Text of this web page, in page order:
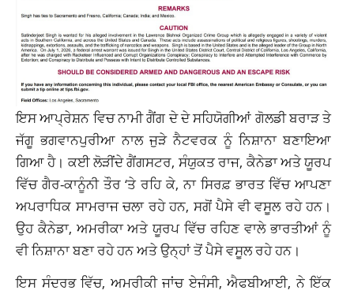
ਇਸ ਆਪ੍ਰੇਸ਼ਨ ਵਿਚ ਨਾਮੀ ਗੈਂਗ ਦੇ ਦੇ ਸਹਿਯੋਗੀਆਂ ਗੋਲਡੀ ਬਰਾੜ ਤੇ
ਜੱਗੂ ਭਗਵਾਨਪੁਰੀਆ ਨਾਲ ਜੁੜੇ ਨੈਟਵਰਕ ਨੂੰ ਨਿਸ਼ਾਨਾ ਬਣਾਇਆ
ਗਿਆ ਹੈ। ਕਈ ਲੋੜੀਂਦੇ ਗੈਂਗਸਟਰ, ਸੰਯੁਕਤ ਰਾਜ, ਕੈਨੇਡਾ ਅਤੇ ਯੂਰਪ
ਵਿੱਚ ਗੈਰ-ਕਾਨੂੰਨੀ ਤੌਰ ‘ਤੇ ਰਹਿ ਕੇ, ਨਾ ਸਿਰਫ਼ ਭਾਰਤ ਵਿੱਚ ਆਪਣਾ
ਅਪਰਾਧਿਕ ਸਾਮਰਾਜ ਚਲਾ ਰਹੇ ਹਨ, ਸਗੋਂ ਪੈਸੇ ਵੀ ਵਸੂਲ ਰਹੇ ਹਨ।
ਉਹ ਕੈਨੇਡਾ, ਅਮਰੀਕਾ ਅਤੇ ਯੂਰਪ ਵਿੱਚ ਰਹਿਣ ਵਾਲੇ ਭਾਰਤੀਆਂ ਨੂੰ
ਵੀ ਨਿਸ਼ਾਨਾ ਬਣਾ ਰਹੇ ਹਨ ਅਤੇ ਉਨ੍ਹਾਂ ਤੋਂ ਪੈਸੇ ਵਸੂਲ ਰਹੇ ਹਨ।
ਇਸ ਸੰਦਰਭ ਵਿੱਚ, ਅਮਰੀਕੀ ਜਾਂਚ ਏਜੰਸੀ, ਐਫਬੀਆਈ, ਨੇ ਇੱਕ